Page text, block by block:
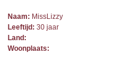
Naam: MissLizzy
Leeftijd: 30 jaar
Land:
Woonplaats: